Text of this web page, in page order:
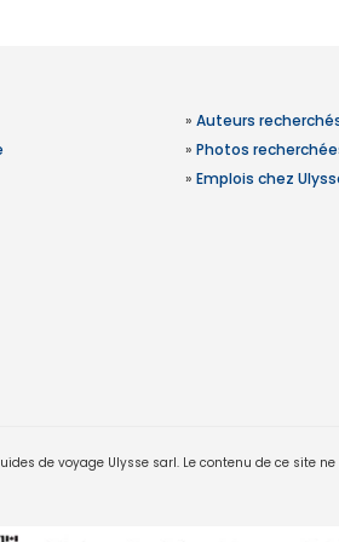
» Auteurs
» Photos
» Emplois chez
de voyage Ulysse sarl. Le contenu de ce site